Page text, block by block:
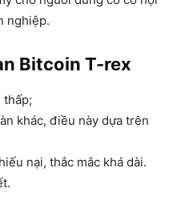
nghiệp.
Bitcoin T-rex
thấp;
khác, điều này dựa trên
nại, thắc mắc khá dài.